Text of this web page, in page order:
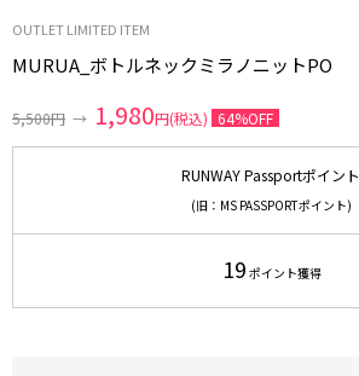
OUTLET LIMITED ITEM
MURUA_ボトルネックミラノニットPO
5,500円 → 1,980円(税込) 64%OFF
RUNWAY Passportポイント
(旧：MS PASSPORTポイント)
19 ポイント獲得